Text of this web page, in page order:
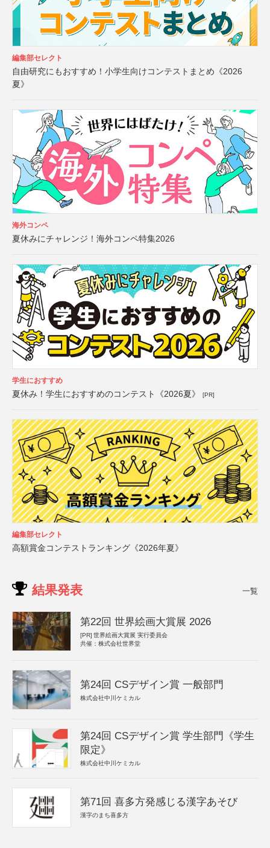
編集部セレクト
自由研究にもおすすめ！小学生向けコンテストまとめ《2026
夏》
海外コンペ
夏休みにチャレンジ！海外コンペ特集2026
学生におすすめ
夏休み！学生におすすめのコンテスト《2026夏》 [PR]
編集部セレクト
高額賞金コンテストランキング《2026年夏》
結果発表 一覧
第22回 世界絵画大賞展 2026
[PR] 世界絵画大賞展 実行委員会
共催：株式会社世界堂
第24回 CSデザイン賞 一般部門
株式会社中川ケミカル
第24回 CSデザイン賞 学生部門《学生
限定》
株式会社中川ケミカル
第71回 喜多方発感じる漢字あそび
漢字のまち喜多方